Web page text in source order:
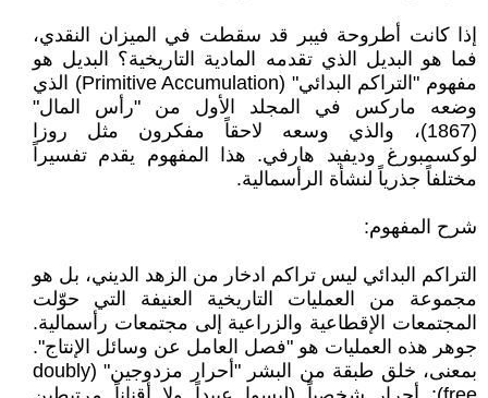
إذا كانت أطروحة فيبر قد سقطت في الميزان النقدي،
فما هو البديل الذي تقدمه المادية التاريخية؟ البديل هو
مفهوم "التراكم البدائي" (Primitive Accumulation) الذي
وضعه ماركس في المجلد الأول من "رأس المال"
(1867)، والذي وسعه لاحقاً مفكرون مثل روزا
لوكسمبورغ وديفيد هارفي. هذا المفهوم يقدم تفسيراً
مختلفاً جذرياً لنشأة الرأسمالية.
شرح المفهوم:
التراكم البدائي ليس تراكم ادخار من الزهد الديني، بل هو
مجموعة من العمليات التاريخية العنيفة التي حوّلت
المجتمعات الإقطاعية والزراعية إلى مجتمعات رأسمالية.
جوهر هذه العمليات هو "فصل العامل عن وسائل الإنتاج".
بمعنى، خلق طبقة من البشر "أحرار مزدوجين" (doubly